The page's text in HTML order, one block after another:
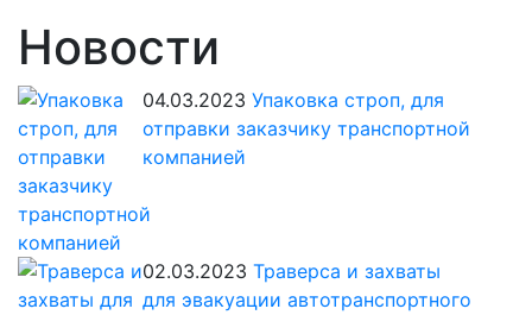
Новости
04.03.2023 Упаковка строп, для
отправки заказчику транспортной
компанией
02.03.2023 Траверса и захваты
для эвакуации автотранспортного